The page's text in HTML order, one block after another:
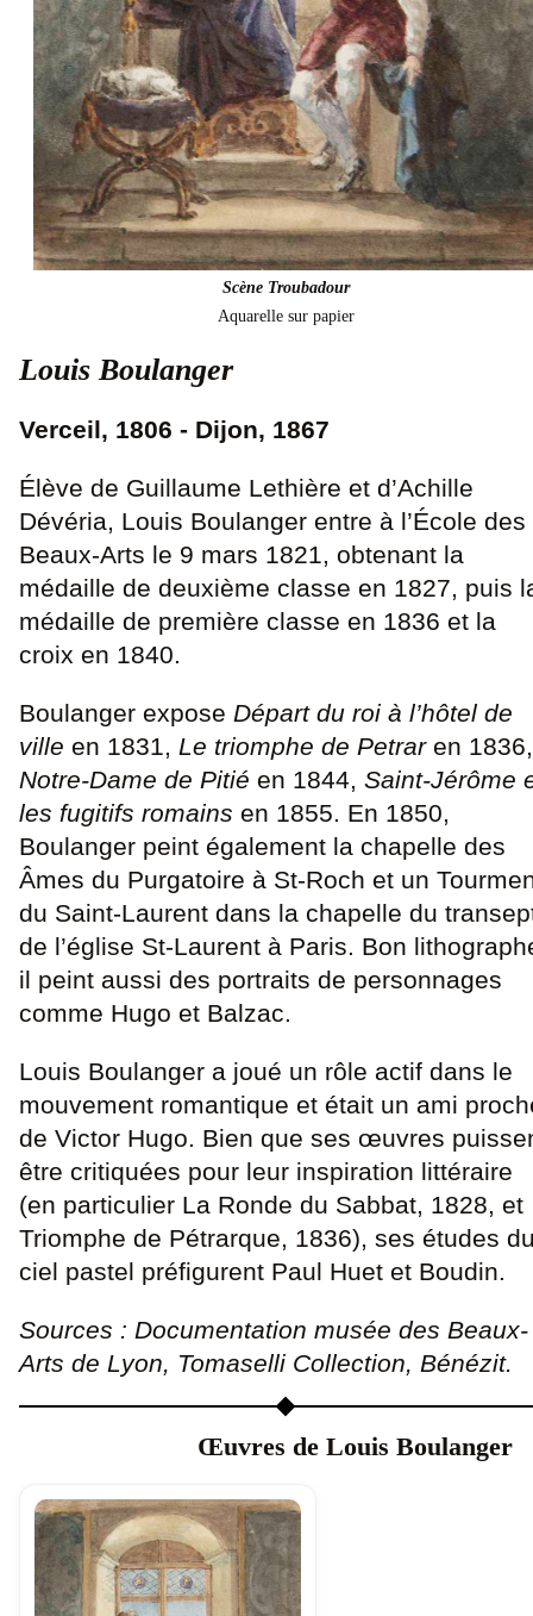
Scène Troubadour
Aquarelle sur papier
Louis Boulanger
Verceil, 1806 - Dijon, 1867
Élève de Guillaume Lethière et d’Achille
Dévéria, Louis Boulanger entre à l’École des
Beaux-Arts le 9 mars 1821, obtenant la
médaille de deuxième classe en 1827, puis
médaille de première classe en 1836 et la
croix en 1840.
Boulanger expose Départ du roi à l’hôtel de
ville en 1831, Le triomphe de Petraren 1836,
Notre-Dame de Pitié en 1844, Saint-Jérôme
les fugitifs romains en 1855. En 1850,
Boulanger peint également la chapelle des
Âmes du Purgatoire à St-Roch et un
du Saint-Laurent dans la chapelle du
de l’église St-Laurent à Paris. Bon
il peint aussi des portraits de personnages
comme Hugo et Balzac.
Louis Boulanger a joué un rôle actif dans le
mouvement romantique et était un ami
de Victor Hugo. Bien que ses œuvres
être critiquées pour leur inspiration littéraire
(en particulier La Ronde du Sabbat, 1828, et
Triomphe de Pétrarque, 1836), ses études
ciel pastel préfigurent Paul Huet et Boudin.
Sources : Documentation musée des Beaux-
Arts de Lyon, Tomaselli Collection, Bénézit.
Œuvres de Louis Boulanger